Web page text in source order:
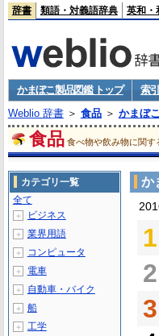
辞書 類語・対義語辞典 英和・
かまぼこ製品図鑑 トップ 索引
Weblio 辞書＞ 食品＞ かまぼ
食品 食べ物や飲み物に関す
か
1
2
3
カテゴリ一覧
全て
＋ ビジネス
＋ 業界用語
＋ コンピュータ
＋ 電車
＋ 自動車・バイク
＋ 船
＋ 工学